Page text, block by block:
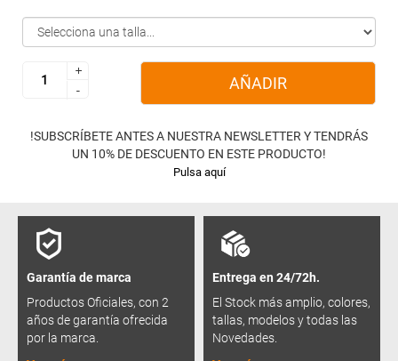
+
-
+
-
AÑADIR
!SUBSCRÍBETE ANTES A NUESTRA NEWSLETTER Y TENDRÁS
UN 10% DE DESCUENTO EN ESTE PRODUCTO!
Pulsa aquí
Garantía de marca
Productos Oficiales, con 2
años de garantía ofrecida
por la marca.
Entrega en 24/72h.
El Stock más amplio, colores,
tallas, modelos y todas las
Novedades.